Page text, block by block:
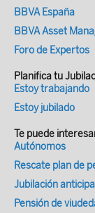
caso,
la
deseas
servicios
calidad
BBVA España
BBVA Asset
Foro de Expertos
Planifica tu
Estoy trabajando
Estoy jubilado
Te puede
Autónomos
Rescate plan de
Jubilación
Pensión de